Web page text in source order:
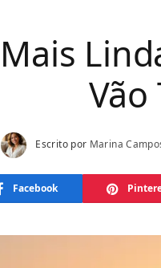
Vão
Escrito por Marina
Facebook